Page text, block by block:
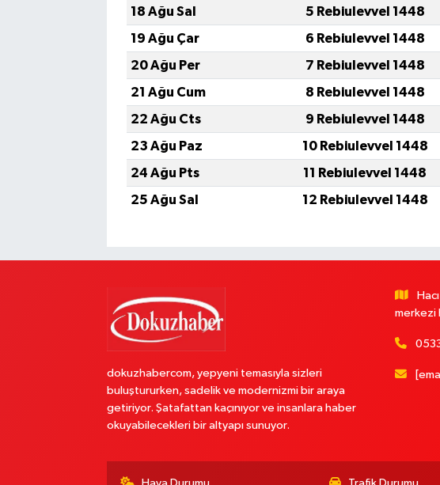
18 Ağu Sal
5 Rebiulevvel 1448
19 Ağu Çar
6 Rebiulevvel 1448
20 Ağu Per
7 Rebiulevvel 1448
21 Ağu Cum
8 Rebiulevvel 1448
22 Ağu Cts
9 Rebiulevvel 1448
23 Ağu Paz
10 Rebiulevvel 1448
24 Ağu Pts
11 Rebiulevvel 1448
25 Ağu Sal
12 Rebiulevvel 1448
dokuzhabercom, yepyeni temasıyla sizleri
buluştururken, sadelik ve modernizmi bir araya
getiriyor. Şatafattan kaçınıyor ve insanlara haber
okuyabilecekleri bir altyapı sunuyor.
merkezi